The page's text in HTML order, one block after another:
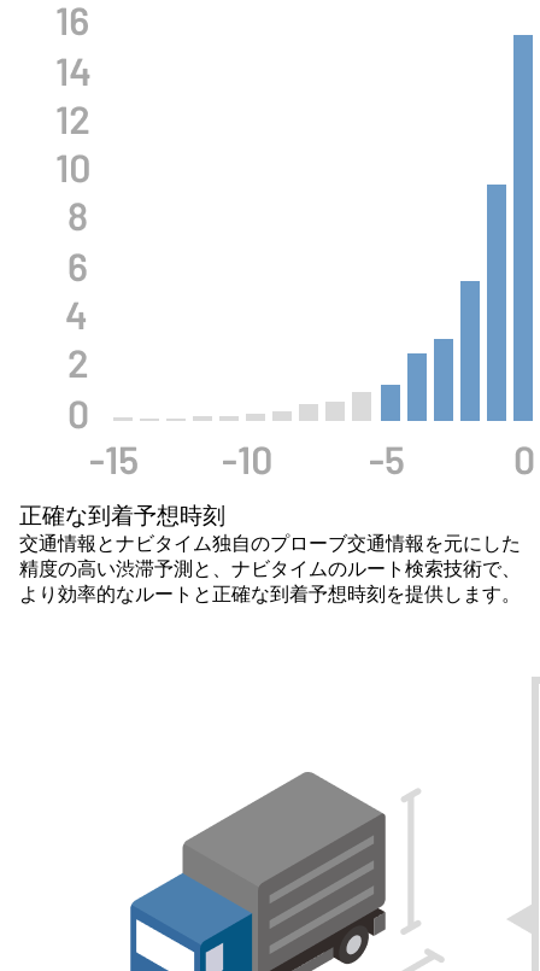
正確な到着予想時刻
交通情報とナビタイム独自のプローブ交通情報を元にした
精度の高い渋滞予測と、ナビタイムのルート検索技術で、
より効率的なルートと正確な到着予想時刻を提供します。